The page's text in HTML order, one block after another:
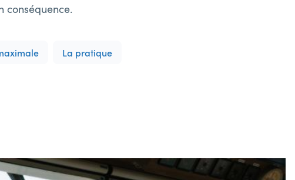
conséquence.
La pratique